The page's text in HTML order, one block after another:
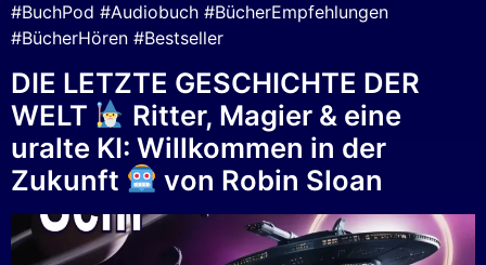
#BuchPod #Audiobuch #BücherEmpfehlungen
#BücherHören #Bestseller
DIE LETZTE GESCHICHTE DER
WELT
Ritter, Magier & eine
uralte KI: Willkommen in der
Zukunft
von Robin Sloan